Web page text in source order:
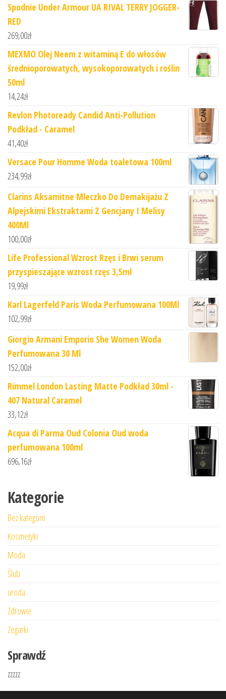
Spodnie Under Armour UA RIVAL TERRY JOGGER-
RED
269,00zł
MEXMO Olej Neem z witaminą E do włosów
średnioporowatych, wysokoporowatych i roślin
50ml
14,24zł
Revlon Photoready Candid Anti-Pollution
Podkład - Caramel
41,40zł
Versace Pour Homme Woda toaletowa 100ml
234,99zł
Clarins Aksamitne Mleczko Do Demakijażu Z
Alpejskimi Ekstraktami Z Gencjany I Melisy
400Ml
100,00zł
Life Professional Wzrost Rzęs i Brwi serum
przyspieszające wzrost rzęs 3,5ml
19,99zł
Karl Lagerfeld Paris Woda Perfumowana 100Ml
102,99zł
Giorgio Armani Emporio She Women Woda
Perfumowana 30 Ml
152,00zł
Rimmel London Lasting Matte Podkład 30ml -
407 Natural Caramel
33,12zł
Acqua di Parma Oud Colonia Oud woda
perfumowana 100ml
696,16zł
Kategorie
Bez kategorii
Kosmetyki
Moda
Ślub
uroda
Zdrowie
Zegarki
Sprawdź
zzzzz